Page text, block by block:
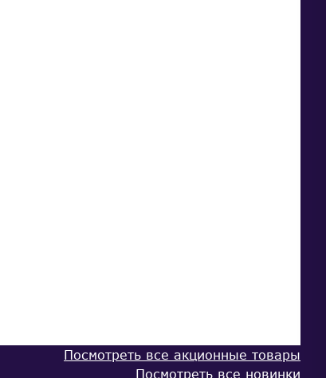
Посмотреть все акционные товары
Посмотреть все новинки